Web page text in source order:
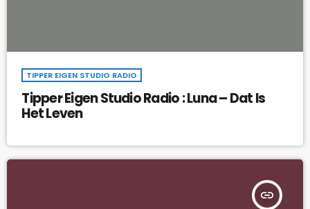
TIPPER EIGEN STUDIO RADIO
Tipper Eigen Studio Radio : Luna – Dat Is
Het Leven
insert_link